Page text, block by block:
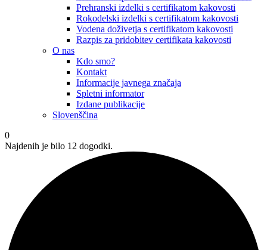
Prehranski izdelki s certifikatom kakovosti
Rokodelski izdelki s certifikatom kakovosti
Vodena doživetja s certifikatom kakovosti
Razpis za pridobitev certifikata kakovosti
O nas
Kdo smo?
Kontakt
Informacije javnega značaja
Spletni informator
Izdane publikacije
Slovenščina
0
Najdenih je bilo 12 dogodki.